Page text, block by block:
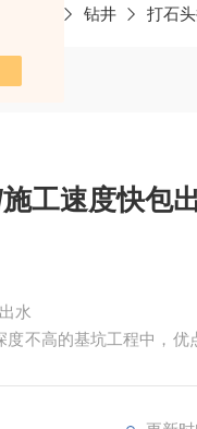
钻井 打石
工速度快包
水
度不高的基坑工程中，